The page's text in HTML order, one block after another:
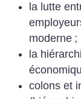
la lutte
moderne ;
la
colons et